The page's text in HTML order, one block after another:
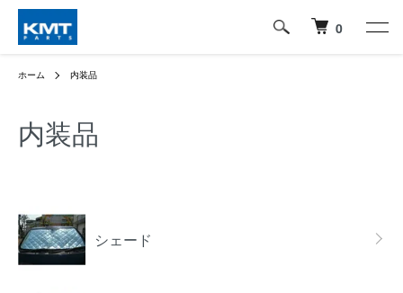
0
ホーム 内装品
内装品
シェード